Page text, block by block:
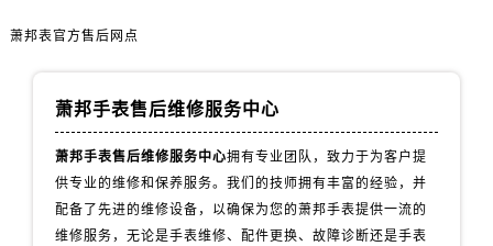
萧邦表官方售后网点
萧邦手表售后维修服务中心
萧邦手表售后维修服务中心拥有专业团队，致力于为客户提
供专业的维修和保养服务。我们的技师拥有丰富的经验，并
配备了先进的维修设备，以确保为您的萧邦手表提供一流的
维修服务，无论是手表维修、配件更换、故障诊断还是手表